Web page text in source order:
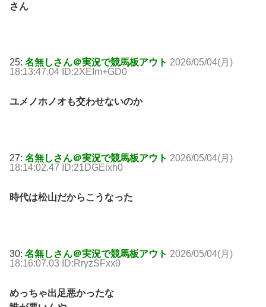
さん
25: 名無しさん＠実況で競馬板アウト 2026/05/04(月)
18:13:47.04 ID:2XEIm+GD0
ユメノホノオも交わせないのか
27: 名無しさん＠実況で競馬板アウト 2026/05/04(月)
18:14:02.47 ID:21DGEixh0
時代は松山だからこうなった
30: 名無しさん＠実況で競馬板アウト 2026/05/04(月)
18:16:07.03 ID:RryzSFxx0
めっちゃ出足悪かったな